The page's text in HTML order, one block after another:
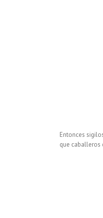
Entonces
que caballeros